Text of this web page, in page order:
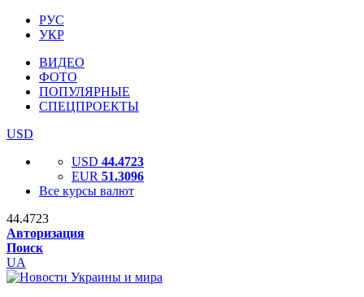
РУС
УКР
ВИДЕО
ФОТО
ПОПУЛЯРНЫЕ
СПЕЦПРОЕКТЫ
USD
USD 44.4723
EUR 51.3096
Все курсы валют
44.4723
Авторизация
Поиск
UA